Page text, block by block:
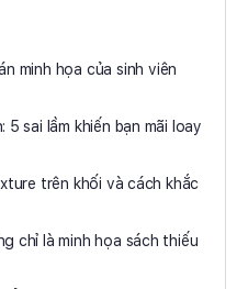
minh họa của sinh viên
sai lầm khiến bạn mãi loay
trên khối và cách khắc
chỉ là minh họa sách thiếu